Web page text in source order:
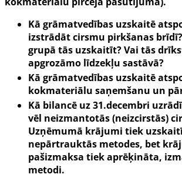
Kā grāmatvedības uzskaitē
izstrādāt cirsmu pirkšanas
grupā tās uzskaitīt? Vai tās
apgrozāmo līdzekļu sastāvā?
Kā grāmatvedības uzskaitē
kokmateriālu saņemšanu un
Kā bilancē uz 31.decembri
vēl neizmantotās (neizcirstās)
Uzņēmumā krājumi tiek
nepārtrauktās metodes, bet
pašizmaksa tiek aprēķināta,
metodi.